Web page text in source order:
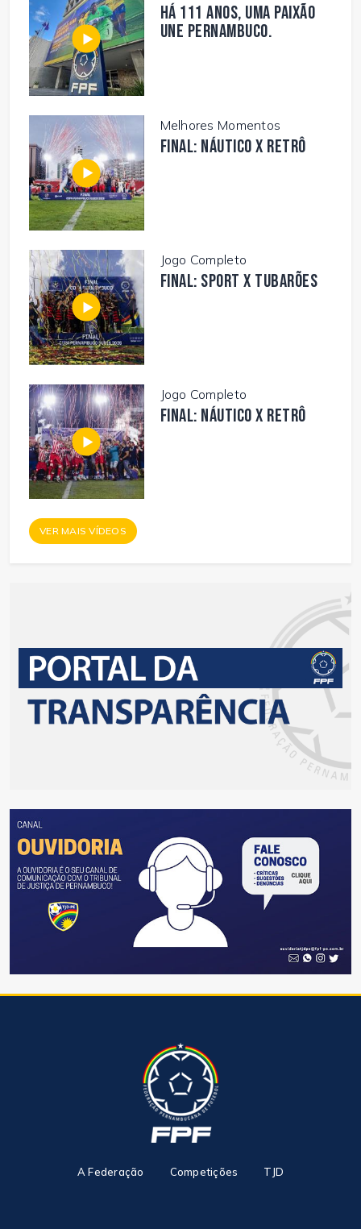
Há 111 anos, uma paixão
une Pernambuco.
Melhores Momentos
FINAL: NÁUTICO X RETRÔ
Jogo Completo
FINAL: SPORT X TUBARÕES
Jogo Completo
FINAL: NÁUTICO X RETRÔ
VER MAIS VÍDEOS
A Federação Competições TJD